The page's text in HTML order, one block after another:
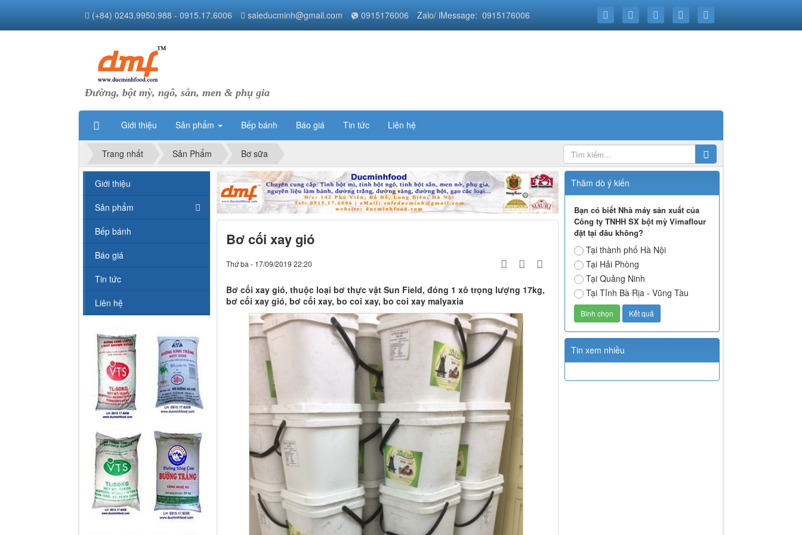
Đường, bột mỳ, ngô, sắn, men & phụ gia
Giới thiệu Sản phẩm Bếp bánh Báo giá Tin tức Liên hệ
(+84) 0243.9950.988 - 0915.17.6006 saleducminh@gmail.com 0915176006 Zalo/ iMessage: 0915176006
Trang nhất Sản Phẩm Bơ sữa
Bơ cối xay gió
Thứ ba - 17/09/2019 22:20
Bơ cối xay gió, thuộc loại bơ thực vật Sun Field, đóng 1 xô trọng lượng 17kg,
bơ cối xay gió, bơ cối xay, bo coi xay, bo coi xay malyaxia
Thăm dò ý kiến
Bạn có biết Nhà máy sản xuất của
Công ty TNHH SX bột mỳ Vimaflour
đặt tại đâu không?
Tại thành phố Hà Nội
Tại Hải Phòng
Tại Quảng Ninh
Tại Tỉnh Bà Rịa - Vũng Tàu
Tin xem nhiều
Giới thiệu
Sản phẩm
Bếp bánh
Báo giá
Tin tức
Liên hệ